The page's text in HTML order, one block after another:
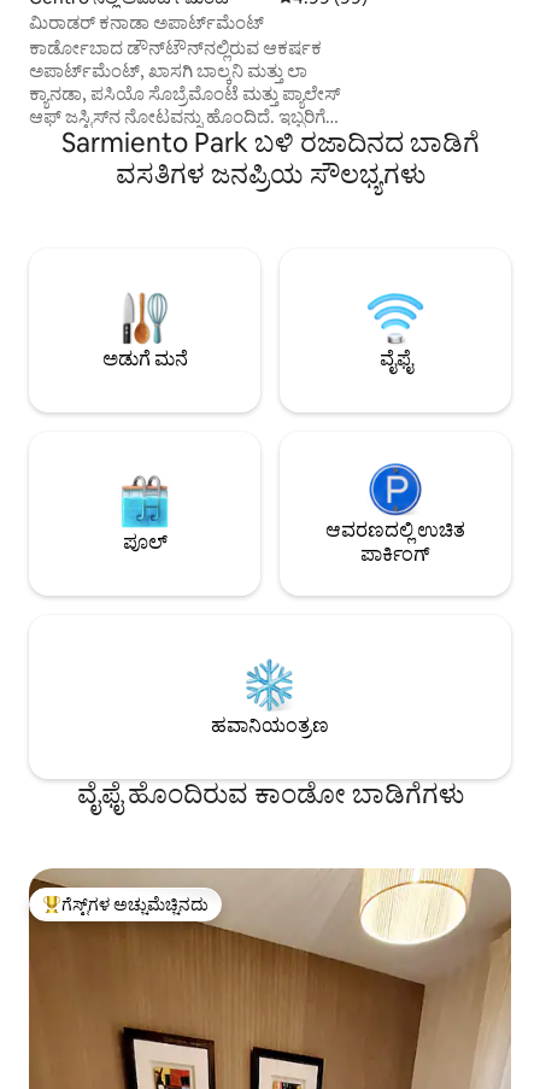
ಮಿರಾಡರ್ ಕನಾಡಾ ಅಪಾರ್ಟ್‌ಮೆಂಟ್
ಕಾರ್ಡೋಬಾದ ಡೌನ್‌ಟೌನ್‌ನಲ್ಲಿರುವ ಆಕರ್ಷಕ
ಅಪಾರ್ಟ್‌ಮೆಂಟ್, ಖಾಸಗಿ ಬಾಲ್ಕನಿ ಮತ್ತು ಲಾ
ಕ್ಯಾನಡಾ, ಪಸಿಯೊ ಸೊಬ್ರೆಮೊಂಟೆ ಮತ್ತು ಪ್ಯಾಲೇಸ್
ಆಫ್ ಜಸ್ಟಿಸ್‌ನ ನೋಟವನ್ನು ಹೊಂದಿದೆ. ಇಬ್ಬರಿಗೆ
ಸೂಕ್ತವಾದ ಇದು, ಮನೆಯ ಆರಾಮವನ್ನು ಹಿತಕರ
ಮತ್ತು ಪ್ರಕಾಶಮಾನ ವಾತಾವರಣದ ಮೋಡಿಯೊಂದಿಗೆ
ಸಂಯೋಜಿಸುತ್ತದೆ. ಬಾರ್‌ಗಳು, ಕಾಫಿ ಶಾಪ್‌ಗಳು,
ಮತ್ತು ಹೀಟಿಂಗ್ - ಲಿವಿಂಗ್ ರೂಮ್ ಮತ್ತು
ಬೆಡ್‌ರೂಮ್‌ನಲ್ಲಿ ಟಿವಿ -ಗುಣಮಟ್ಟದ ಹಾಸಿಗೆ -
ಬಾತ್‌ಟಬ್ ಹೊಂದಿರುವ ಬಾತ್‌ರೂಮ್
Sarmiento Park ಬಳಿ ರಜಾದಿನದ ಬಾಡಿಗೆ
ವಸತಿಗಳ ಜನಪ್ರಿಯ ಸೌಲಭ್ಯಗಳು
ಅಡುಗೆ ಮನೆ ವೈಫೈ
ಪೂಲ್
ಆವರಣದಲ್ಲಿ ಉಚಿತ
ಪಾರ್ಕಿಂಗ್
ಹವಾನಿಯಂತ್ರಣ
ವೈಫೈ ಹೊಂದಿರುವ ಕಾಂಡೋ ಬಾಡಿಗೆಗಳು
ಗೆಸ್ಟ್‌ಗಳಿಗೆ ಅತಿ ಹೆಚ್ಚು ಅಚ್ಚುಮೆಚ್ಚಿನದು
ಗೆಸ್ಟ್‌ಗಳ ಅಚ್ಚುಮೆಚ್ಚಿನದು